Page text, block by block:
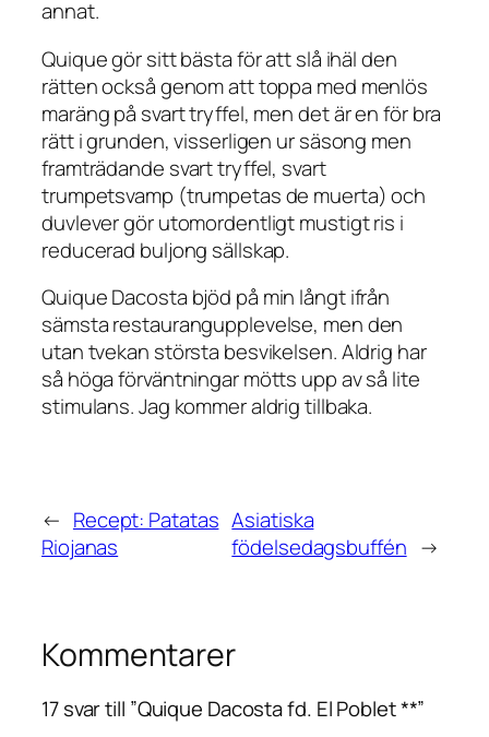
annat.
Quique gör sitt bästa för att slå ihäl den
rätten också genom att toppa med menlös
maräng på svart tryffel, men det är en för bra
rätt i grunden, visserligen ur säsong men
framträdande svart tryffel, svart
trumpetsvamp (trumpetas de muerta) och
duvlever gör utomordentligt mustigt ris i
reducerad buljong sällskap.
Quique Dacosta bjöd på min långt ifrån
sämsta restaurangupplevelse, men den
utan tvekan största besvikelsen. Aldrig har
så höga förväntningar mötts upp av så lite
stimulans. Jag kommer aldrig tillbaka.
← Recept: Patatas
Riojanas
Asiatiska
födelsedagsbuffén →
Kommentarer
17 svar till ”Quique Dacosta fd. El Poblet **”